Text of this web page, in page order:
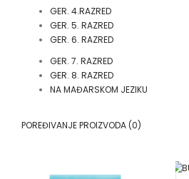
GER. 4.RAZRED
GER. 5. RAZRED
GER. 6. RAZRED
GER. 7. RAZRED
GER. 8. RAZRED
NA MAĐARSKOM JEZIKU
POREĐIVANJE PROIZVODA (0)